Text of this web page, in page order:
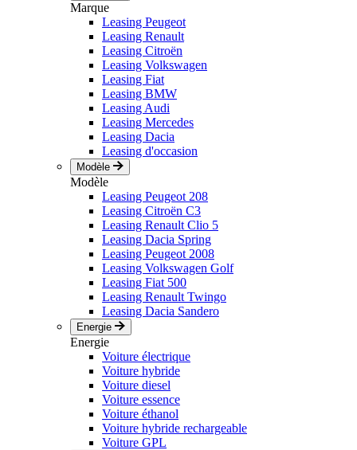
Marque
Leasing Peugeot
Leasing Renault
Leasing Citroën
Leasing Volkswagen
Leasing Fiat
Leasing BMW
Leasing Audi
Leasing Mercedes
Leasing Dacia
Leasing d'occasion
Modèle
Modèle
Leasing Peugeot 208
Leasing Citroën C3
Leasing Renault Clio 5
Leasing Dacia Spring
Leasing Peugeot 2008
Leasing Volkswagen Golf
Leasing Fiat 500
Leasing Renault Twingo
Leasing Dacia Sandero
Energie
Energie
Voiture électrique
Voiture hybride
Voiture diesel
Voiture essence
Voiture éthanol
Voiture hybride rechargeable
Voiture GPL